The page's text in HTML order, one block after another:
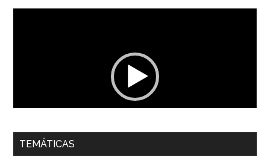
00:00 01:04
Dra. Carolina Corcho Mejía,Presidenta Corporación
TEMÁTICAS